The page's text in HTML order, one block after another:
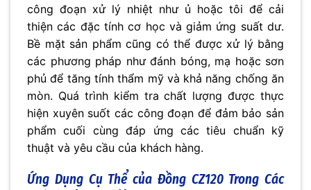
công đoạn xử lý nhiệt như ủ hoặc tôi để cải
thiện các đặc tính cơ học và giảm ứng suất dư.
Bề mặt sản phẩm cũng có thể được xử lý bằng
các phương pháp như đánh bóng, mạ hoặc sơn
phủ để tăng tính thẩm mỹ và khả năng chống ăn
mòn. Quá trình kiểm tra chất lượng được thực
hiện xuyên suốt các công đoạn để đảm bảo sản
phẩm cuối cùng đáp ứng các tiêu chuẩn kỹ
thuật và yêu cầu của khách hàng.
Ứng Dụng Cụ Thể của Đồng CZ120Trong Các